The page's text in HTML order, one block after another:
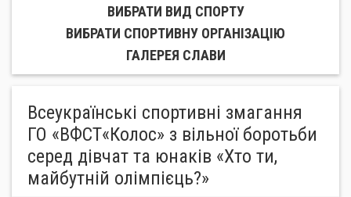
ВИБРАТИ ВИД СПОРТУ
ВИБРАТИ СПОРТИВНУ ОРГАНIЗАЦIЮ
ГАЛЕРЕЯ СЛАВИ
Всеукраїнські спортивні змагання
ГО «ВФСТ«Колос» з вільної боротьби
серед дівчат та юнаків «Хто ти,
майбутній олімпієць?»